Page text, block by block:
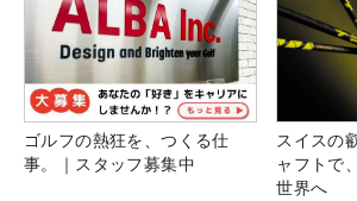
ゴルフの熱狂を、つくる仕
事。｜スタッフ募集中
スイスの
ャフトで
世界へ